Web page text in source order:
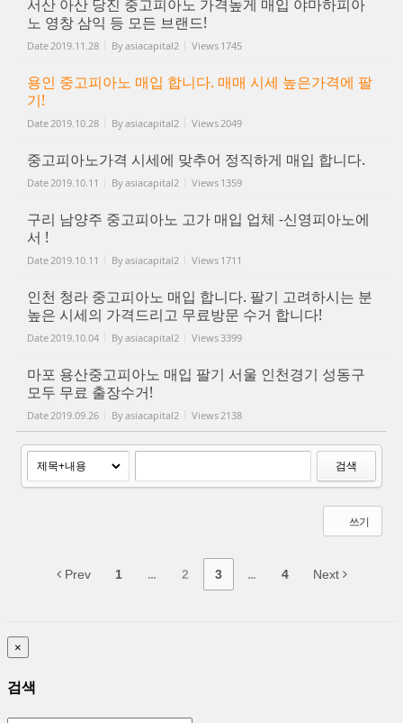
서산 아산 당진 중고피아노 가격높게 매입 야마하피아
노 영창 삼익 등 모든 브랜드!
Date2019.11.28 Byasiacapital2 Views 1745
용인 중고피아노 매입 합니다. 매매 시세 높은가격에 팔
기!
Date2019.10.28 Byasiacapital2 Views2049
중고피아노가격 시세에 맞추어 정직하게 매입 합니다.
Date2019.10.11 Byasiacapital2 Views 1359
구리 남양주 중고피아노 고가 매입 업체 -신영피아노에
서 !
Date2019.10.11 Byasiacapital2 Views 1711
인천 청라 중고피아노 매입 합니다. 팔기 고려하시는 분
높은 시세의 가격드리고 무료방문 수거 합니다!
Date2019.10.04 Byasiacapital2 Views3399
마포 용산중고피아노 매입 팔기 서울 인천경기 성동구
모두 무료 출장수거!
Date2019.09.26 Byasiacapital2 Views2138
검색
쓰기
Prev 1 ... 2 3 ... 4 Next
×
검색